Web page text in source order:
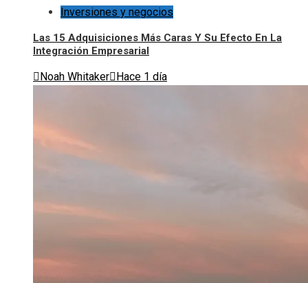
Inversiones y negocios
Las 15 Adquisiciones Más Caras Y Su Efecto En La
Integración Empresarial
Noah Whitaker Hace 1 día